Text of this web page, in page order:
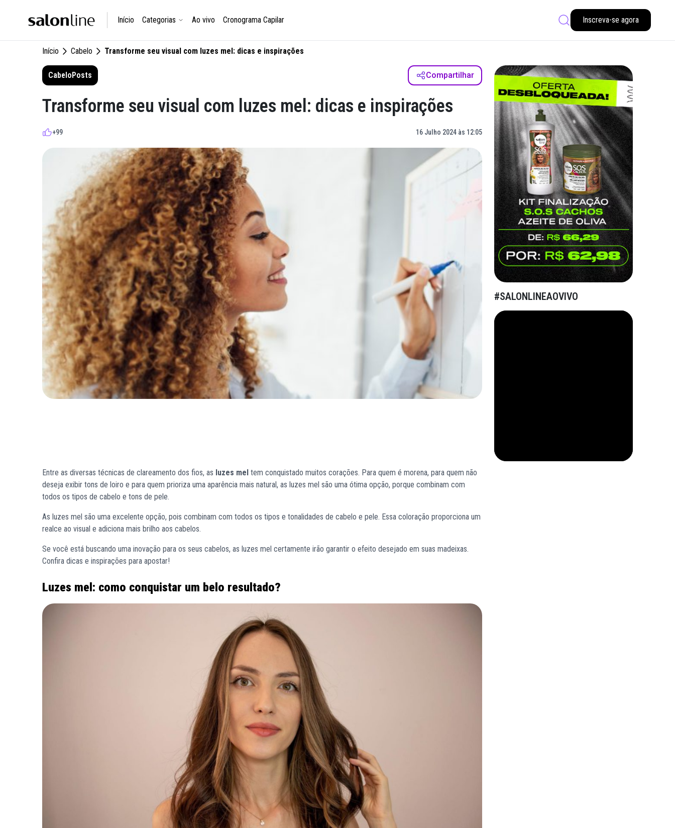
Início Categorias Ao vivo Cronograma Capilar Inscreva-se agora
Início Cabelo Transforme seu visual com luzes mel: dicas e inspirações
CabeloPosts Compartilhar
Transforme seu visual com luzes mel: dicas e inspirações
+99 16 Julho 2024 às 12:05
Entre as diversas técnicas de clareamento dos fios, as luzes mel tem conquistado muitos corações. Para quem é morena, para quem não
deseja exibir tons de loiro e para quem prioriza uma aparência mais natural, as luzes mel são uma ótima opção, porque combinam com
todos os tipos de cabelo e tons de pele.
As luzes mel são uma excelente opção, pois combinam com todos os tipos e tonalidades de cabelo e pele. Essa coloração proporciona um
realce ao visual e adiciona mais brilho aos cabelos.
Se você está buscando uma inovação para os seus cabelos, as luzes mel certamente irão garantir o efeito desejado em suas madeixas.
Confira dicas e inspirações para apostar!
Luzes mel: como conquistar um belo resultado?
#SALONLINEAOVIVO